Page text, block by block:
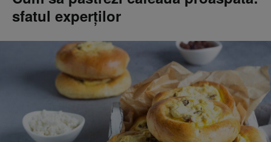
sfatul experților